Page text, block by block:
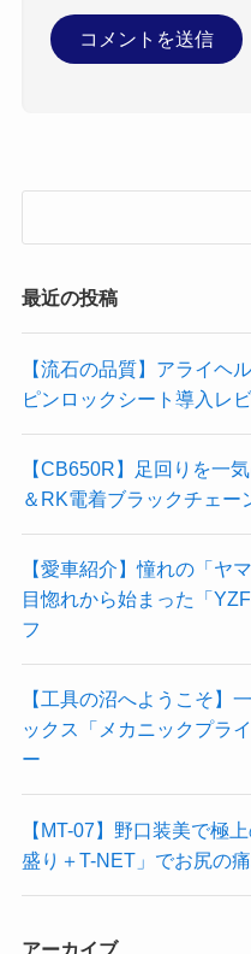
最近の投稿
【流石の品質】アライヘ
ピンロックシート導入レ
【CB650R】足回りを一
＆RK電着ブラックチェ
【愛車紹介】憧れの「ヤ
目惚れから始まった「
フ
【工具の沼へようこそ】
ックス「メカニックプラ
ー
【MT-07】野口装美で極
盛り＋T-NET」でお尻の
アーカイブ